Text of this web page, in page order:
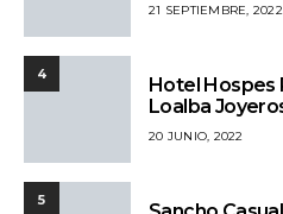
21 SEPTIEMBRE, 2022
4
Hotel Hospes
Loalba
20 JUNIO, 2022
5